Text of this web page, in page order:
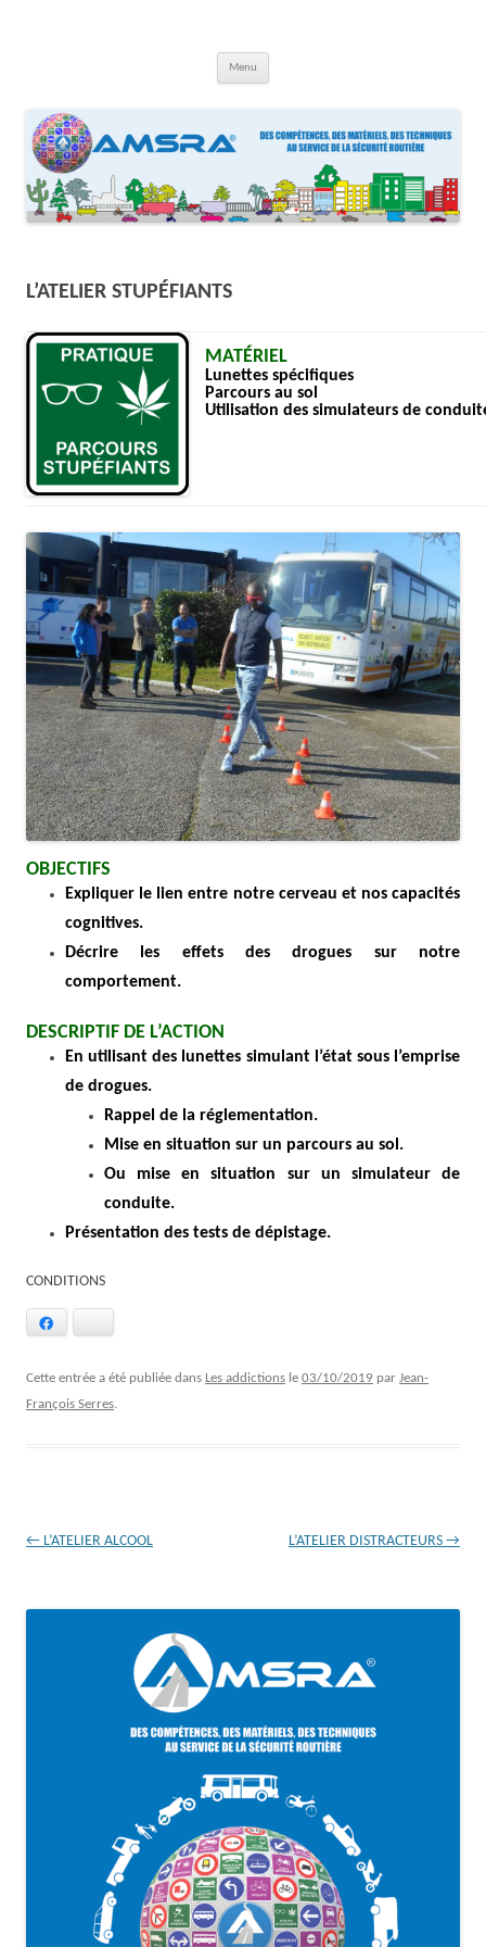
Menu
L’ATELIER STUPÉFIANTS
MATÉRIEL
Lunettes spécifiques
Parcours au sol
Utilisation des simulateurs de
OBJECTIFS
Expliquer le lien entre notre cerveau et nos capacités
cognitives.
Décrire les effets des drogues sur notre
comportement.
DESCRIPTIF DE L’ACTION
En utilisant des lunettes simulant l’état sous l’emprise
de drogues.
Rappel de la réglementation.
Mise en situation sur un parcours au sol.
Ou mise en situation sur un simulateur de
conduite.
Présentation des tests de dépistage.
CONDITIONS
Cette entrée a été publiée dans Les addictions le 03/10/2019 par Jean-
François Serres
Navigation
← L’ATELIER ALCOOL L’ATELIER DISTRACTEURS →